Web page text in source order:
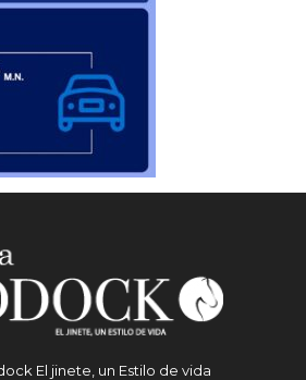
El jinete, un Estilo de vida